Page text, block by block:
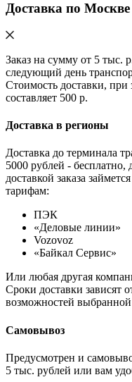
Доставка по
Заказ на сумму от 5 тыс.
следующий день
Стоимость доставки, при
составляет 500 р.
Доставка в регионы
Доставка до терминала
5000 рублей - бесплатно,
доставкой заказа
тарифам:
ПЭК
«Деловые линии»
Vozovoz
«Байкал Сервис»
Или любая другая
Сроки доставки зависят
возможностей
Самовывоз
Предусмотрен и
5 тыс. рублей или вам